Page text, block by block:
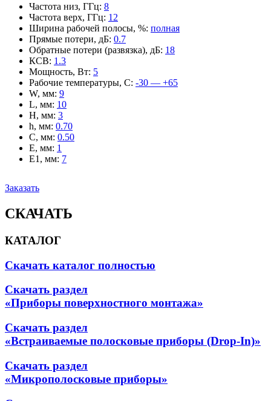
Частота низ, ГГц: 8
Частота верх, ГГц: 12
Ширина рабочей полосы, %: полная
Прямые потери, дБ: 0.7
Обратные потери (развязка), дБ: 18
КСВ: 1.3
Мощность, Вт: 5
Рабочие температуры, С: -30 — +65
W, мм: 9
L, мм: 10
H, мм: 3
h, мм: 0.70
C, мм: 0.50
E, мм: 1
E1, мм: 7
Заказать
СКАЧАТЬ
КАТАЛОГ
Скачать каталог полностью
Скачать раздел
«Приборы поверхностного монтажа»
Скачать раздел
«Встраиваемые полосковые приборы (Drop-In)»
Скачать раздел
«Микрополосковые приборы»